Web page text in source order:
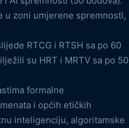
u zoni umjerene spremnosti,
RTCG i RTSH sa po 60
su HRT i MRTV sa po 50
formalne
i općih etičkih
inteligenciju, algoritamske